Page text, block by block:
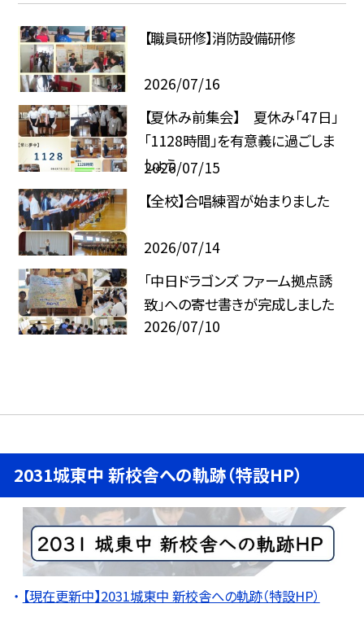
【職員研修】消防設備研修
2026/07/16
【夏休み前集会】 夏休み「47日」
「1128時間」を有意義に過ごしま
しょう
2026/07/15
【全校】合唱練習が始まりました
2026/07/14
「中日ドラゴンズ ファーム拠点誘
致」への寄せ書きが完成しました
2026/07/10
2031城東中 新校舎への軌跡（特設HP）
【現在更新中】2031城東中 新校舎への軌跡（特設HP）